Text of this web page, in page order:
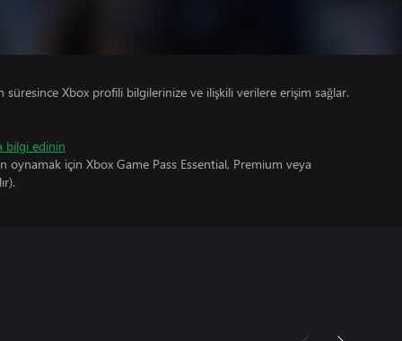
süresince Xbox profili bilgilerinize ve ilişkili verilere erişim sağlar.
bilgi edinin
için Xbox Game Pass Essential, Premium veya